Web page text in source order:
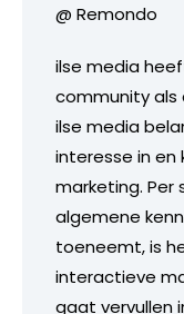
@ Remondo
ilse media
community
ilse media
interesse in en
marketing. Per
algemene
toeneemt, is
interactieve
gaat vervullen